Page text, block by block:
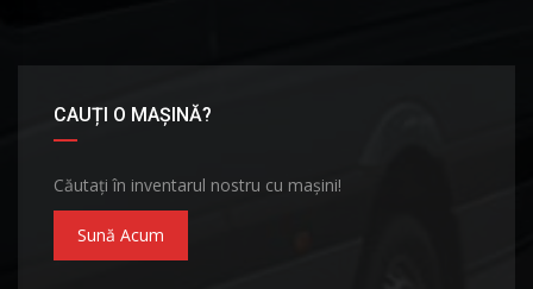
CAUȚI O MAȘINĂ?
Căutați în inventarul nostru cu mașini!
Sună Acum